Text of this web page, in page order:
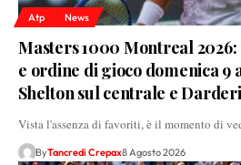
Atp News
Masters 1000 Montreal
e ordine di gioco domenica 9
Shelton sul centrale e
Vista l'assenza di favoriti, è il momento di
ByTancredi Crepax8 Agosto 2026